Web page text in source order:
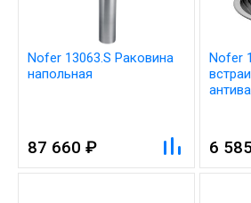
Nofer 13063.S Раковина
напольная
87 660 ₽
Nofer
6